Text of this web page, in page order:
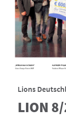
Lions
LION